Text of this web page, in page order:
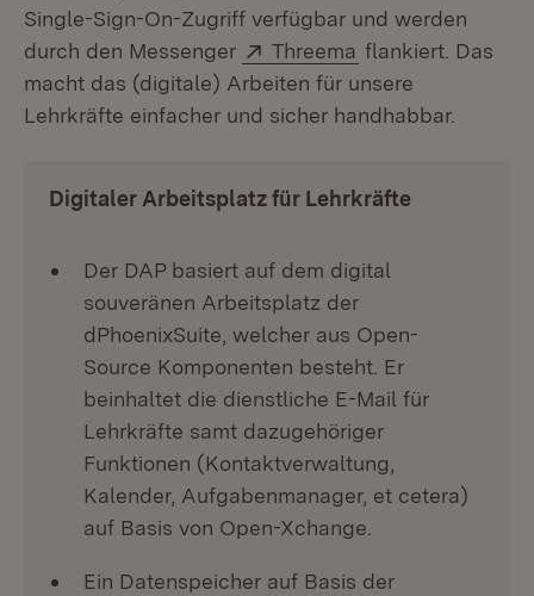
Single-Sign-On-Zugriff verfügbar und werden
durch den Messenger
Extern:
Threema (Öffnet in neuem
flankiert. Das
macht das (digitale) Arbeiten für unsere
Lehrkräfte einfacher und sicher handhabbar.
Digitaler Arbeitsplatz für Lehrkräfte
Der DAP basiert auf dem digital
souveränen Arbeitsplatz der
dPhoenixSuite, welcher aus Open-
Source Komponenten besteht. Er
beinhaltet die dienstliche E-Mail für
Lehrkräfte samt dazugehöriger
Funktionen (Kontaktverwaltung,
Kalender, Aufgabenmanager, et cetera)
auf Basis von Open-Xchange.
Ein Datenspeicher auf Basis der